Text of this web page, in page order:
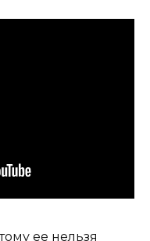
ее нельзя